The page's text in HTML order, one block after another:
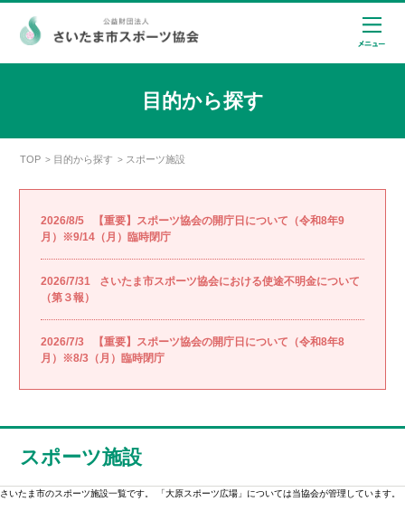
目的から探す
TOP > 目的から探す > スポーツ施設
2026/8/5
【重要】スポーツ協会の開庁日について（令和8年9
月）※9/14（月）臨時閉庁
2026/7/31
さいたま市スポーツ協会における使途不明金について
（第３報）
2026/7/3
【重要】スポーツ協会の開庁日について（令和8年8
月）※8/3（月）臨時閉庁
スポーツ施設
さいたま市のスポーツ施設一覧です。 「大原スポーツ広場」については当協会が管理しています。